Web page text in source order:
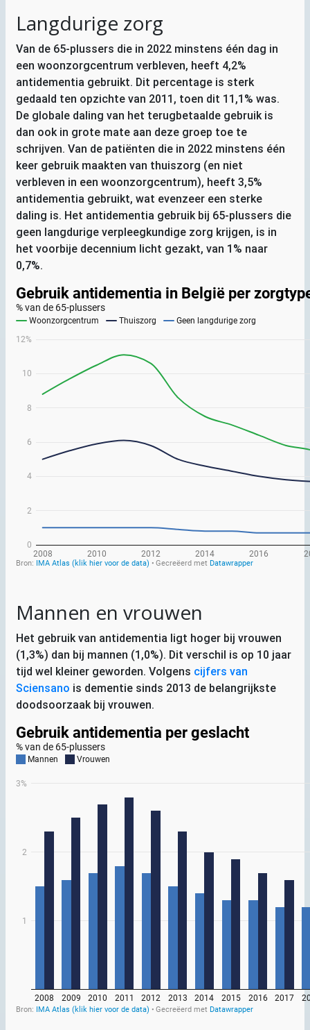
Langdurige zorg
Van de 65-plussers die in 2022 minstens één dag in
een woonzorgcentrum verbleven, heeft 4,2%
antidementia gebruikt. Dit percentage is sterk
gedaald ten opzichte van 2011, toen dit 11,1% was.
De globale daling van het terugbetaalde gebruik is
dan ook in grote mate aan deze groep toe te
schrijven. Van de patiënten die in 2022 minstens één
keer gebruik maakten van thuiszorg (en niet
verbleven in een woonzorgcentrum), heeft 3,5%
antidementia gebruikt, wat evenzeer een sterke
daling is. Het antidementia gebruik bij 65-plussers die
geen langdurige verpleegkundige zorg krijgen, is in
het voorbije decennium licht gezakt, van 1% naar
0,7%.
Mannen en vrouwen
Het gebruik van antidementia ligt hoger bij vrouwen
(1,3%) dan bij mannen (1,0%). Dit verschil is op 10 jaar
tijd wel kleiner geworden. Volgens cijfers van
Sciensano is dementie sinds 2013 de belangrijkste
doodsoorzaak bij vrouwen.